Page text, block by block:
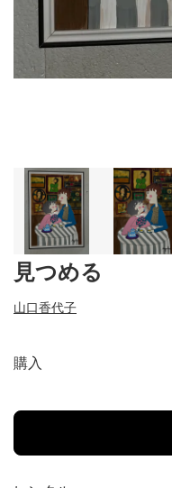
見つめる
山口香代子
購入